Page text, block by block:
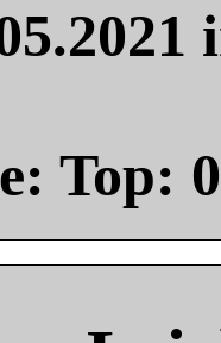
Top: 0